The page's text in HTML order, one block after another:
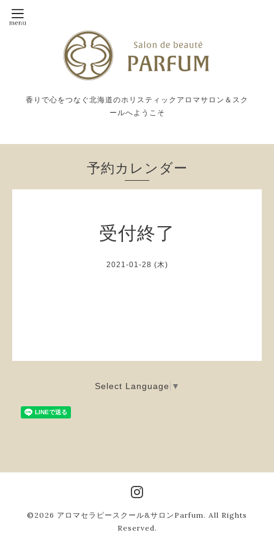
香りで心をつなぐ北海道のホリスティックアロマサロン＆スク
ールへようこそ
予約カレンダー
受付終了
2021-01-28 (木)
Select Language ▼
©2026 アロマセラピースクール&サロンParfum . All Rights
Reserved.